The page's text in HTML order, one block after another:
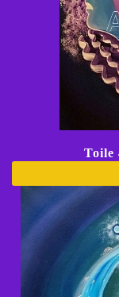
Toile